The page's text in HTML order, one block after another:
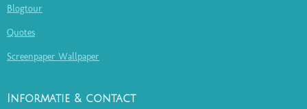
Blogtour
Quotes
Screenpaper Wallpaper
Informatie & contact